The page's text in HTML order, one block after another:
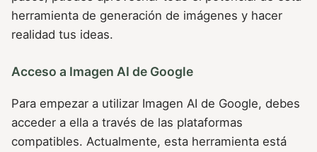
herramienta de generación de imágenes y hacer
realidad tus ideas.
Acceso a Imagen AI de Google
Para empezar a utilizar Imagen AI de Google, debes
acceder a ella a través de las plataformas
compatibles. Actualmente, esta herramienta está